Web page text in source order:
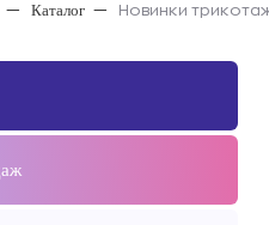
Каталог Новинки